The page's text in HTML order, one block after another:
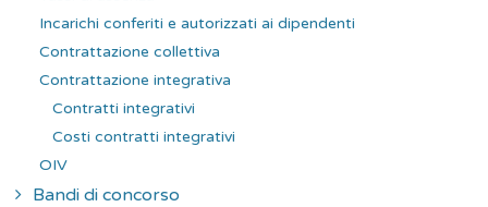
Incarichi conferiti e autorizzati ai dipendenti
Contrattazione collettiva
Contrattazione integrativa
Contratti integrativi
Costi contratti integrativi
OIV
Bandi di concorso